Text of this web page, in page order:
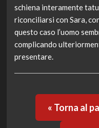
schiena interamente
riconciliarsi con Sara,
questo caso l’uomo
complicando
presentare.
« Torna al